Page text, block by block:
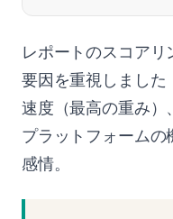
レポートのスコア
要因を重視しました
速度（最高の重み）
プラットフォーム
感情。